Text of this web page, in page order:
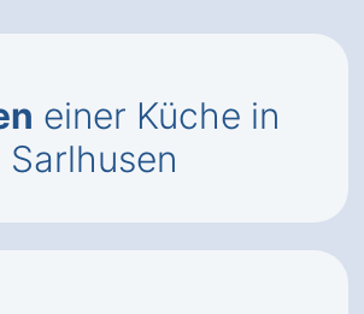
einer Küche in
Sarlhusen